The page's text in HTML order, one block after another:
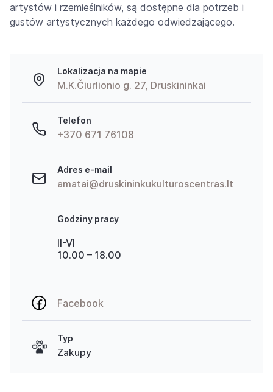
artystów i rzemieślników, są dostępne dla potrzeb i
gustów artystycznych każdego odwiedzającego.
Lokalizacja na mapie
M.K.Čiurlionio g. 27, Druskininkai
Telefon
+370 671 76108
Adres e-mail
amatai@druskininkukulturoscentras.lt
Godziny pracy
II-VI
10.00 – 18.00
Facebook
Typ
Zakupy